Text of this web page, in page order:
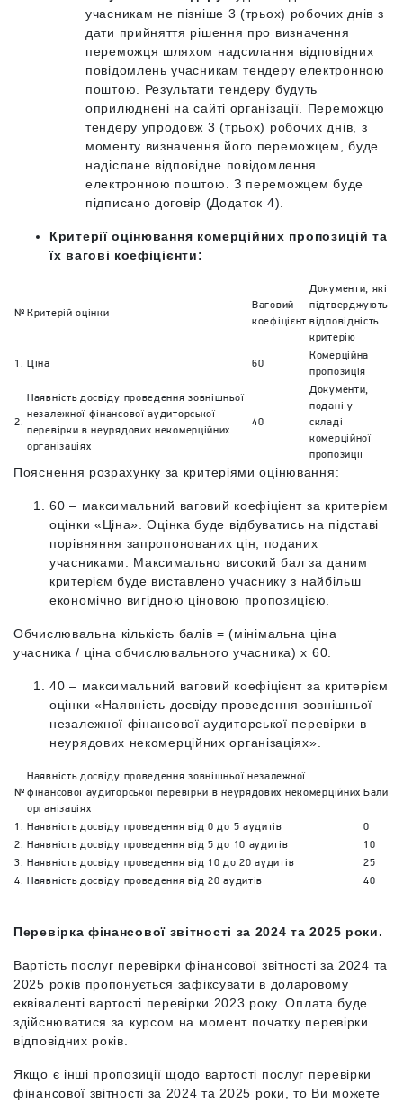
учасникам не пізніше 3 (трьох) робочих днів з
дати прийняття рішення про визначення
переможця шляхом надсилання відповідних
повідомлень учасникам тендеру електронною
поштою. Результати тендеру будуть
оприлюднені на сайті організації. Переможцю
тендеру упродовж 3 (трьох) робочих днів, з
моменту визначення його переможцем, буде
надіслане відповідне повідомлення
електронною поштою. З переможцем буде
підписано договір (Додаток 4).
Критерії оцінювання комерційних пропозицій та
їх вагові коефіцієнти:
№ Критерій оцінки
Ваговий
коефіцієнт
Документи, які
підтверджують
відповідність
критерію
1. Ціна 60
Комерційна
пропозиція
2.
Наявність досвіду проведення зовнішньої
незалежної фінансової аудиторської
перевірки в неурядових некомерційних
організаціях
40
Документи,
подані у
складі
комерційної
пропозиції
Пояснення розрахунку за критеріями оцінювання:
60 – максимальний ваговий коефіцієнт за критерієм
оцінки «Ціна». Оцінка буде відбуватись на підставі
порівняння запропонованих цін, поданих
учасниками. Максимально високий бал за даним
критерієм буде виставлено учаснику з найбільш
економічно вигідною ціновою пропозицією.
Обчислювальна кількість балів = (мінімальна ціна
учасника / ціна обчислювального учасника) х 60.
40 – максимальний ваговий коефіцієнт за критерієм
оцінки «Наявність досвіду проведення зовнішньої
незалежної фінансової аудиторської перевірки в
неурядових некомерційних організаціях».
№
Наявність досвіду проведення зовнішньої незалежної
фінансової аудиторської перевірки в неурядових некомерційних
організаціях
Бали
1. Наявність досвіду проведення від 0 до 5 аудитів
0
2. Наявність досвіду проведення від 5 до 10 аудитів
10
3. Наявність досвіду проведення від 10 до 20 аудитів
25
4. Наявність досвіду проведення від 20 аудитів 40
Перевірка фінансової звітності за 2024 та 2025 роки.
Вартість послуг перевірки фінансової звітності за 2024 та
2025 років пропонується зафіксувати в доларовому
еквіваленті вартості перевірки 2023 року. Оплата буде
здійснюватися за курсом на момент початку перевірки
відповідних років.
Якщо є інші пропозиції щодо вартості послуг перевірки
фінансової звітності за 2024 та 2025 роки, то Ви можете